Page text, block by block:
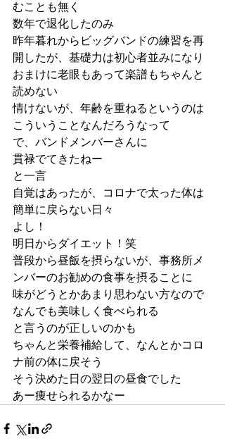
むことも無く
数年で退化したのみ
昨年暮れからビッグバンドの練習を再
開したが、基礎力は初心者並みになり
おまけに老眼もあって楽譜もちゃんと
読めない
情けないが、年齢を重ねるというのは
こういうことなんだろうなって
で、バンドメンバーさんに
貫禄でてきたねー
と一言
自覚はあったが、コロナで太った体は
簡単に戻らない日々
よし！
明日からダイエット！笑
普段から昼飯を摂らないが、事務所メ
ンバーのお勧めの食事を摂ることに
味がどうとかあまり思わない方なので
なんでも美味しく食べられる
と言うのが正しいのかも
ちゃんと栄養補給して、なんとかコロ
ナ前の体に戻そう
そう決めた日の翌日の昼食でした
あー痩せられるかなー